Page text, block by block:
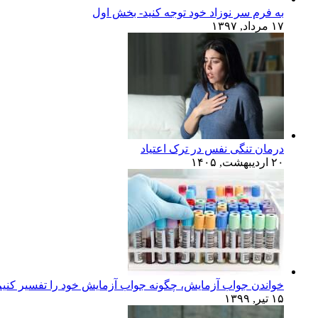
به فرم سر نوزاد خود توجه کنید- بخش اول
۱۷ مرداد, ۱۳۹۷
درمان تنگی نفس در ترک اعتیاد
۲۰ اردیبهشت, ۱۴۰۵
خواندن جواب آزمایش، چگونه جواب آزمایش خود را تفسیر
۱۵ تیر, ۱۳۹۹